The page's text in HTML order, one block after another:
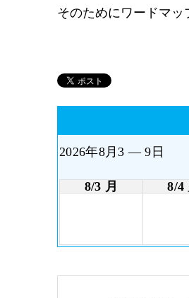
そのためにワードマッ
2026年8月3 — 9日
8/3 月
8/4